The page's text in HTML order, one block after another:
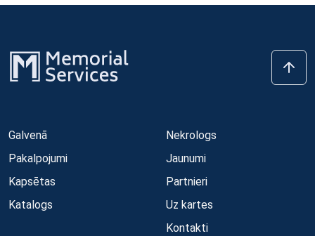
Galvenā
Pakalpojumi
Kapsētas
Katalogs
Nekrologs
Jaunumi
Partnieri
Uz kartes
Kontakti